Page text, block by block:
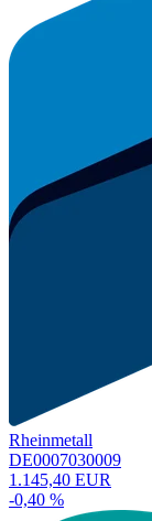
Rheinmetall
DE0007030009
1.145,40 EUR
-0,40 %